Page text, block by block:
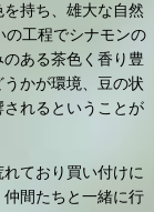
持ち、雄大な自然
の工程でシナモンの
ある茶色く香り豊
かが環境、豆の状
れるということが
ており買い付けに
間たちと一緒に行